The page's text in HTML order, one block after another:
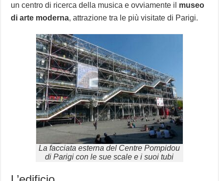
un centro di ricerca della musica e ovviamente il museo
di arte moderna, attrazione tra le più visitate di Parigi.
La facciata esterna del Centre Pompidou
di Parigi con le sue scale e i suoi tubi